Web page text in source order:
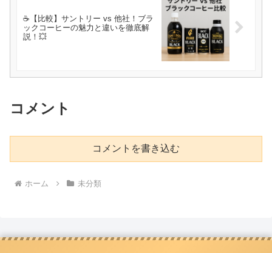
☕【比較】サントリー vs 他社！ブラ
ックコーヒーの魅力と違いを徹底解
説！💥
コメント
コメントを書き込む
ホーム 未分類